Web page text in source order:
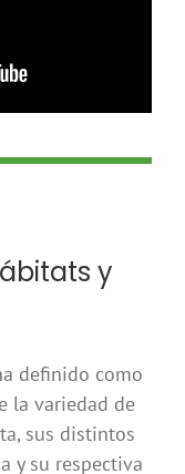
y
definido como
la variedad de
sus distintos
y su respectiva